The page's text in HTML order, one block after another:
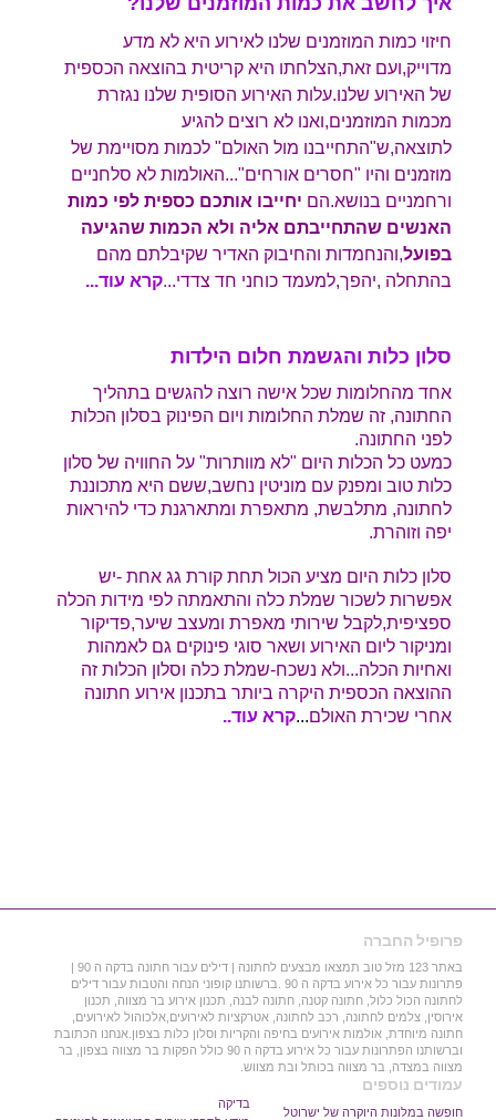
חיזוי כמות המוזמנים שלנו לאירוע היא לא מדע
מדוייק,ועם זאת,הצלחתו היא קריטית בהוצאה הכספית
של האירוע שלנו.עלות האירוע הסופית שלנו נגזרת
מכמות המוזמנים,ואנו לא רוצים להגיע
לתוצאה,ש"התחייבנו מול האולם" לכמות מסויימת של
מוזמנים והיו "חסרים אורחים"...האולמות לא סלחניים
ורחמניים בנושא.הם יחייבו אותכם כספית לפי כמות
האנשים שהתחייבתם אליה ולא הכמות שהגיעה
בפועל,והנחמדות והחיבוק האדיר שקיבלתם מהם
בהתחלה ,יהפך,למעמד כוחני חד צדדי...קרא עוד...
סלון כלות והגשמת חלום הילדות
אחד מהחלומות שכל אישה רוצה להגשים בתהליך
החתונה, זה שמלת החלומות ויום הפינוק בסלון הכלות
לפני החתונה.
כמעט כל הכלות היום "לא מוותרות" על החוויה של סלון
כלות טוב ומפנק עם מוניטין נחשב,ששם היא מתכוננת
לחתונה, מתלבשת, מתאפרת ומתארגנת כדי להיראות
יפה וזוהרת.
סלון כלות היום מציע הכול תחת קורת גג אחת -יש
אפשרות לשכור שמלת כלה והתאמתה לפי מידות הכלה
ספציפית,לקבל שירותי מאפרת ומעצב שיער,פדיקור
ומניקור ליום האירוע ושאר סוגי פינוקים גם לאמהות
ואחיות הכלה...ולא נשכח-שמלת כלה וסלון הכלות זה
ההוצאה הכספית היקרה ביותר בתכנון אירוע חתונה
אחרי שכירת האולם...קרא עוד..
פרופיל החברה
באתר 123 מזל טוב תמצאו מבצעים לחתונה | דילים עבור חתונה בדקה ה 90 |
פתרונות עבור כל אירוע בדקה ה 90 .ברשותנו קופוני הנחה והטבות עבור דילים
לחתונה הכול כלול, חתונה קטנה, חתונה לבנה, תכנון אירוע בר מצווה, תכנון
אירוסין, צלמים לחתונה, רכב לחתונה, אטרקציות לאירועים,אלכוהול לאירועים,
חתונה מיוחדת, אולמות אירועים בחיפה והקריות וסלון כלות בצפון.אנחנו הכתובת
וברשותנו הפתרונות עבור כל אירוע בדקה ה 90 כולל הפקות בר מצווה בצפון, בר
מצווה במצדה, בר מצווה בכותל ובת מצווש.
עמודים נוספים
חופשה במלונות היוקרה של ישרוטל
בדיקה